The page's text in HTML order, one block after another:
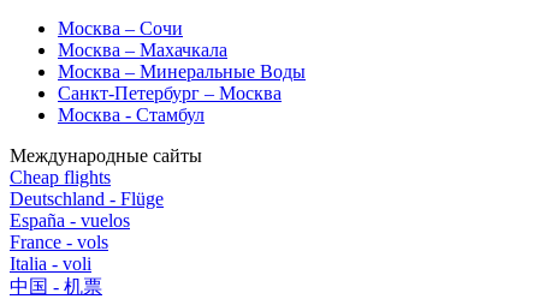
Москва – Сочи
Москва – Махачкала
Москва – Минеральные Воды
Санкт-Петербург – Москва
Москва - Стамбул
Международные сайты
Cheap flights
Deutschland - Flüge
España - vuelos
France - vols
Italia - voli
中国 - 机票